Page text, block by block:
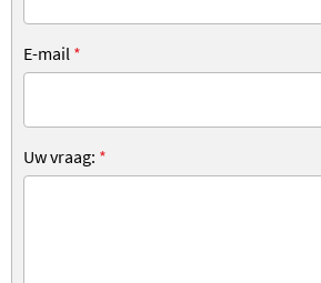
E-mail *
Uw vraag: *